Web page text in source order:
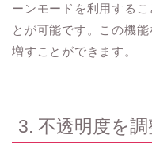
ーンモードを利用する
とが可能です。この機
増すことができます。
3. 不透明度を